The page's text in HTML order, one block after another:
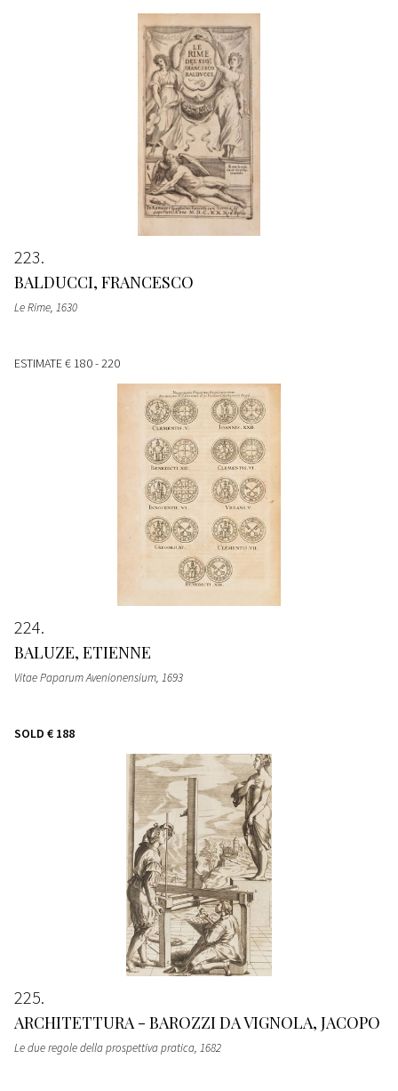
223
BALDUCCI, FRANCESCO
Le Rime, 1630
ESTIMATE€ 180 - 220
224
BALUZE, ETIENNE
Vitae Paparum Avenionensium, 1693
SOLD € 188
225
ARCHITETTURA - BAROZZI DA VIGNOLA, JACOPO
Le due regole della prospettiva pratica, 1682